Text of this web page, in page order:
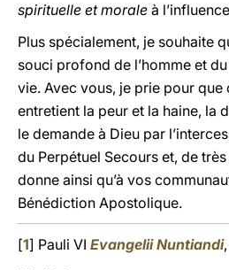
spirituelle et morale à
Plus spécialement, je souhaite
souci profond de l’homme et
vie. Avec vous, je prie pour
entretient la peur et la haine, la
le demande à Dieu par
du Perpétuel Secours et, de
donne ainsi qu’à vos
Bénédiction Apostolique.
[1] Pauli VI Evangelii Nuntiandi